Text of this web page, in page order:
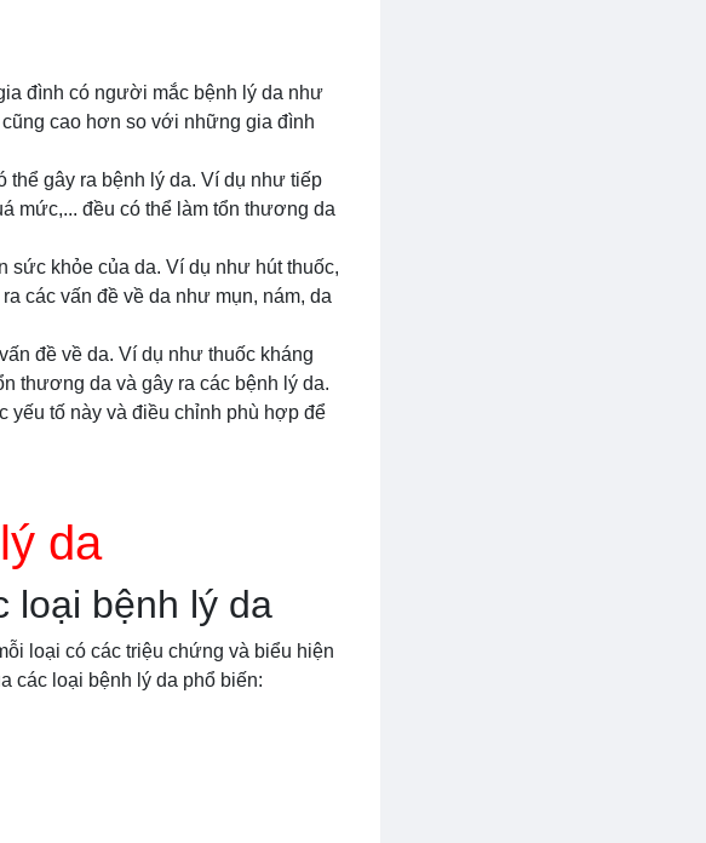
đình có người mắc bệnh lý da như
cao hơn so với những gia đình
gây ra bệnh lý da. Ví dụ như tiếp
mức,... đều có thể làm tổn thương da
sức khỏe của da. Ví dụ như hút thuốc,
các vấn đề về da như mụn, nám, da
đề về da. Ví dụ như thuốc kháng
thương da và gây ra các bệnh lý da.
yếu tố này và điều chỉnh phù hợp để
da
loại bệnh lý da
loại có các triệu chứng và biểu hiện
các loại bệnh lý da phổ biến: